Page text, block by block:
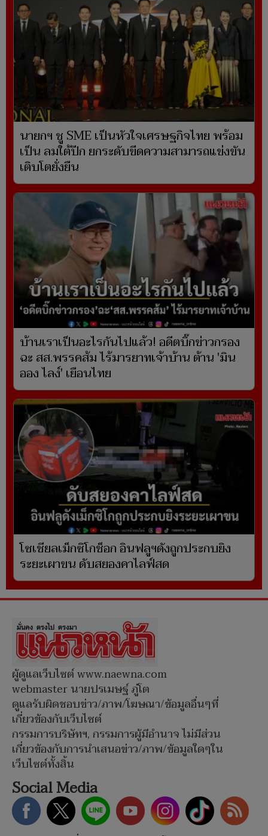
นายกฯ ชู SME เป็นหัวใจเศรษฐกิจไทย พร้อม
เป็น ลมใต้ปีก ยกระดับขีดความสามารถแข่งขัน
เติบโตยั่งยืน
บ้านเราเป็นอะไรกันไปแล้ว! อดีตบิ๊กข่าวกรอง
ฉะ สส.พรรคส้ม ไร้มารยาทเจ้าบ้าน ต้าน 'มิน
ออง ไลง์' เยือนไทย
โซเชียลเม็กซิโกช็อก อินฟลูฯดังถูกประกบยิง
ระยะเผาขน ดับสยองคาไลฟ์สด
ผู้ดูแลเว็บไซต์ www.naewna.com
webmaster นายปรเมษฐ์ ภู่โต
ดูแลรับผิดชอบข่าว/ภาพ/โฆษณา/ข้อมูลอื่นๆที่
เกี่ยวข้องกับเว็บไซต์
กรรมการบริษัทฯ, กรรมการผู้มีอำนาจ ไม่มีส่วน
เกี่ยวข้องกับการนำเสนอข่าว/ภาพ/ข้อมูลใดๆใน
เว็บไซต์ทั้งสิ้น
Social Media